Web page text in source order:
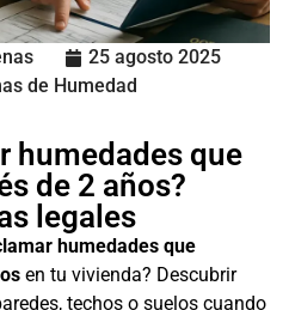
25 agosto 2025
de Humedad
humedades que
de 2 años?
legales
humedades que
en tu vivienda? Descubrir
techos o suelos cuando